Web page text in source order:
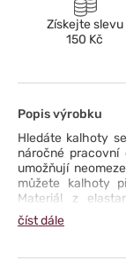
Získejte slevu
150 Kč
Popis výrobku
Hledáte kalhoty
náročné
umožňují
můžete kalhoty
Materiál z
padnou, když jste
jednoduché,
číst dále